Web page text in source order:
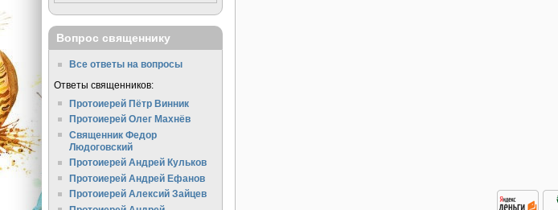
Вопрос священнику
Все ответы на вопросы
Ответы священников:
Протоиерей Пётр Винник
Протоиерей Олег Махнёв
Священник Федор
Людоговский
Протоиерей Андрей Кульков
Протоиерей Андрей Ефанов
Протоиерей Алексий Зайцев